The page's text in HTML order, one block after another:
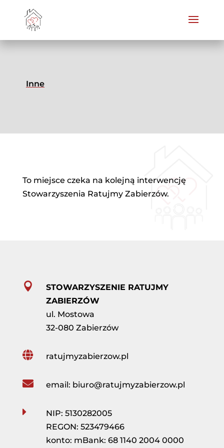
Inne
To miejsce czeka na kolejną interwencję
Stowarzyszenia Ratujmy Zabierzów.

STOWARZYSZENIE RATUJMY
ZABIERZÓW
ul. Mostowa
32-080 Zabierzów
 ratujmyzabierzow.pl
 email: biuro@ratujmyzabierzow.pl

NIP: 5130282005
REGON: 523479466
konto: mBank: 68 1140 2004 0000